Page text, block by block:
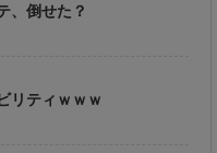
、倒せた？
リティｗｗｗ